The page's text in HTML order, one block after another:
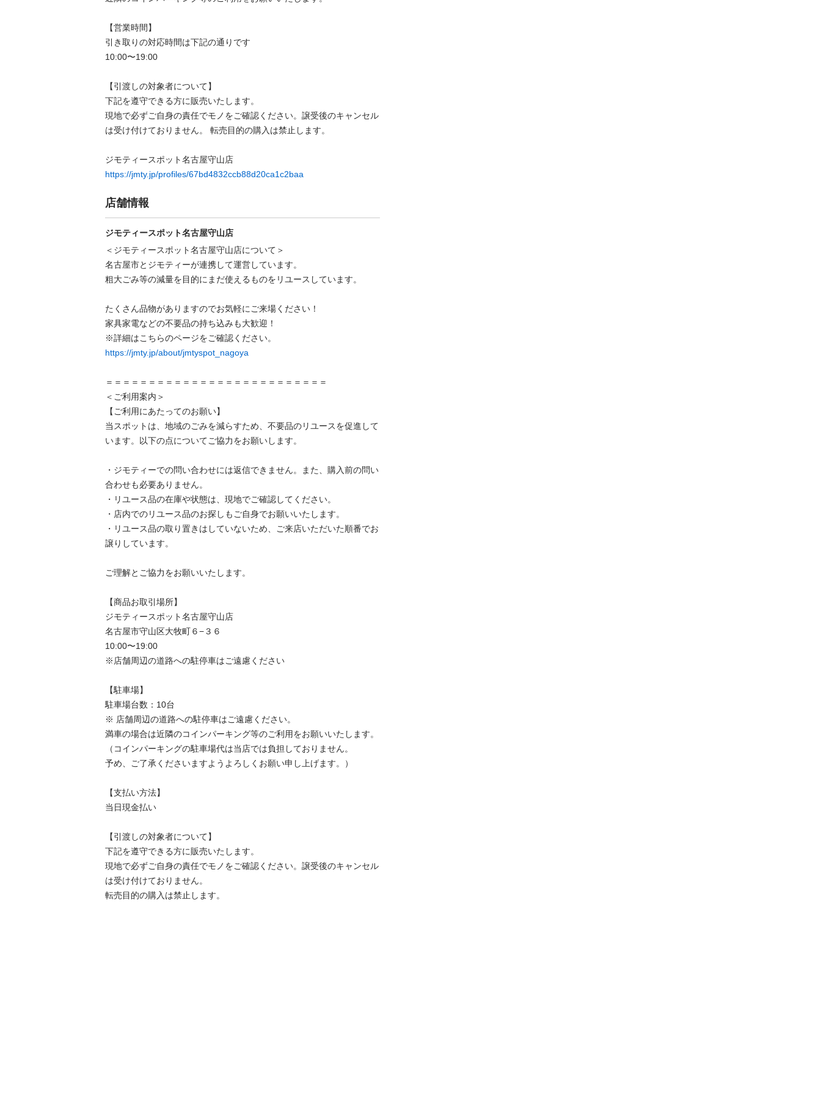
【営業時間】
引き取りの対応時間は下記の通りです
10:00〜19:00
【引渡しの対象者について】
下記を遵守できる⽅に販売いたします。
現地で必ずご⾃⾝の責任でモノをご確認ください。譲受後のキャンセル
は受け付けておりません。 転売⽬的の購⼊は禁⽌します。
https://jmty.jp/profiles/67bd4832ccb88d20ca1c2baa
店舗情報
ジモティースポット名古屋守山店
＜ジモティースポット名古屋守山店について＞
名古屋市とジモティーが連携して運営しています。
粗⼤ごみ等の減量を⽬的にまだ使えるものをリユースしています。
たくさん品物がありますのでお気軽にご来場ください！
家具家電などの不要品の持ち込みも大歓迎！
https://jmty.jp/about/jmtyspot_nagoya
＝＝＝＝＝＝＝＝＝＝＝＝＝＝＝＝＝＝＝＝＝＝＝＝＝＝
＜ご利用案内＞
【ご利用にあたってのお願い】
当スポットは、地域のごみを減らすため、不要品のリユースを促進して
います。以下の点についてご協力をお願いします。
・ジモティーでの問い合わせには返信できません。また、購入前の問い
合わせも必要ありません。
・リユース品の在庫や状態は、現地でご確認してください。
・店内でのリユース品のお探しもご自身でお願いいたします。
・リユース品の取り置きはしていないため、ご来店いただいた順番でお
譲りしています。
ご理解とご協力をお願いいたします。
【商品お取引場所】
ジモティースポット名古屋守山店
名古屋市守山区大牧町６−３６
10:00〜19:00
※店舗周辺の道路への駐停車はご遠慮ください
【駐⾞場】
駐車場台数：10台
※ 店舗周辺の道路への駐停車はご遠慮ください。
満車の場合は近隣のコインパーキング等のご利用をお願いいたします。
（コインパーキングの駐車場代は当店では負担しておりません。
予め、ご了承くださいますようよろしくお願い申し上げます。）
【⽀払い⽅法】
当日現金払い
【引渡しの対象者について】
下記を遵守できる⽅に販売いたします。
現地で必ずご⾃⾝の責任でモノをご確認ください。譲受後のキャンセル
は受け付けておりません。
転売⽬的の購⼊は禁⽌します。